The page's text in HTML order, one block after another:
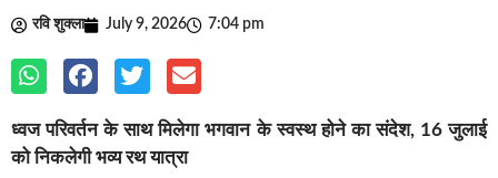
रवि शुक्ला July 9, 2026 7:04 pm
ध्वज परिवर्तन के साथ मिलेगा भगवान के स्वस्थ होने का संदेश, 16 जुलाई
को निकलेगी भव्य रथ यात्रा